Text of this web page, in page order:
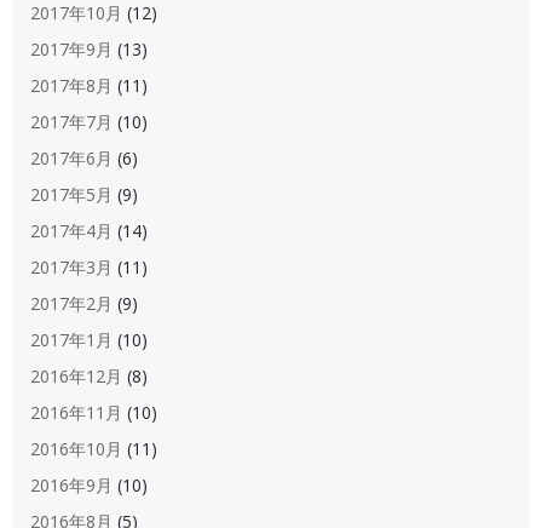
2017年10月 (12)
2017年9月 (13)
2017年8月 (11)
2017年7月 (10)
2017年6月 (6)
2017年5月 (9)
2017年4月 (14)
2017年3月 (11)
2017年2月 (9)
2017年1月 (10)
2016年12月 (8)
2016年11月 (10)
2016年10月 (11)
2016年9月 (10)
2016年8月 (5)